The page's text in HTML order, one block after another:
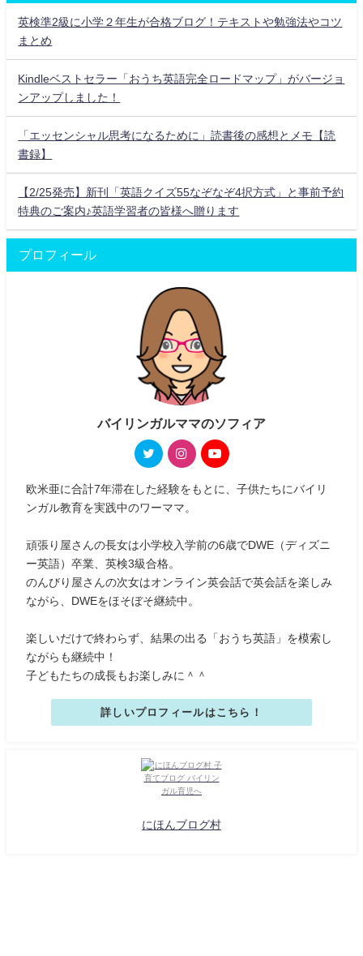
英検準2級に小学２年生が合格ブログ！テキストや勉強法やコツ
まとめ
Kindleベストセラー「おうち英語完全ロードマップ」がバージョ
ンアップしました！
「エッセンシャル思考になるために」読書後の感想とメモ【読
書録】
【2/25発売】新刊「英語クイズ55なぞなぞ4択方式」と事前予約
特典のご案内♪英語学習者の皆様へ贈ります
プロフィール
バイリンガルママのソフィア
欧米亜に合計7年滞在した経験をもとに、子供たちにバイリ
ンガル教育を実践中のワーママ。
頑張り屋さんの長女は小学校入学前の6歳でDWE（ディズニ
ー英語）卒業、英検3級合格。
のんびり屋さんの次女はオンライン英会話で英会話を楽しみ
ながら、DWEをほそぼそ継続中。
楽しいだけで終わらず、結果の出る「おうち英語」を模索し
ながらも継続中！
子どもたちの成長もお楽しみに＾＾
詳しいプロフィールはこちら！
にほんブログ村